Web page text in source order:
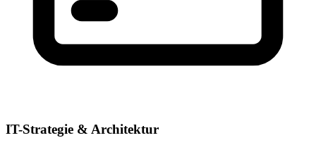
IT-Strategie & Architektur